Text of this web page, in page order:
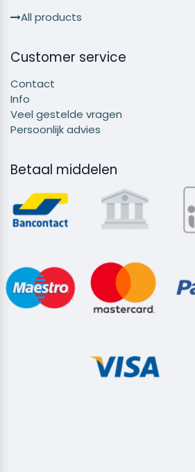
All products
Customer service
Contact
Info
Veel gestelde vragen
Persoonlijk advies
Betaal middelen